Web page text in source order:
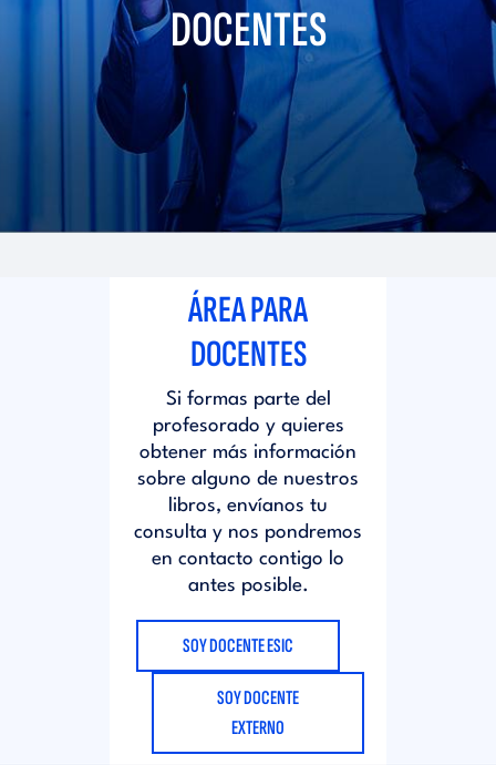
i
o
t
DOCENTES
ÁREA PARA
DOCENTES
Si formas parte del
profesorado y quieres
obtener más información
sobre alguno de nuestros
libros, envíanos tu
consulta y nos pondremos
en contacto contigo lo
antes posible.
SOY DOCENTE ESIC
SOY DOCENTE
EXTERNO